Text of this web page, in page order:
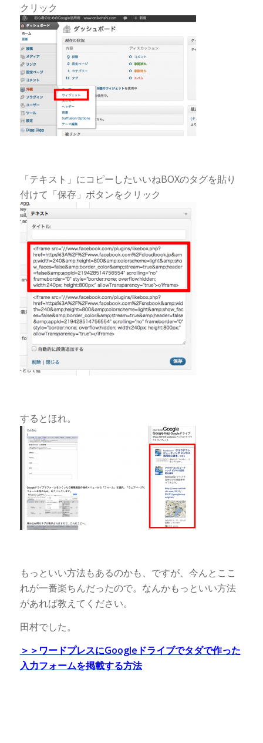
クリック
「テキスト」にコピーしたいいねBOXのタグを貼り
付けて「保存」ボタンをクリック
するとほれ。
もっといい方法もあるのかも、ですが、今んとここ
れが一番楽ちんだったので。なんかもっといい方法
があれば教えてください。
田村でした。
＞＞ワードプレスにGoogleドライブでタダで作った
入力フォームを掲載する方法